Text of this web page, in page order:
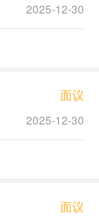
2025-12-30
面议
2025-12-30
面议